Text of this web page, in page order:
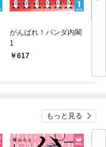
がんばれ！パンダ内閣
1
617
もっと見る